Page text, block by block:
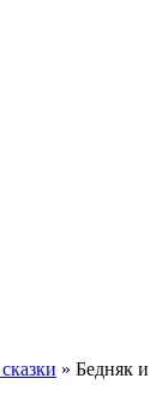
» Бедняк и